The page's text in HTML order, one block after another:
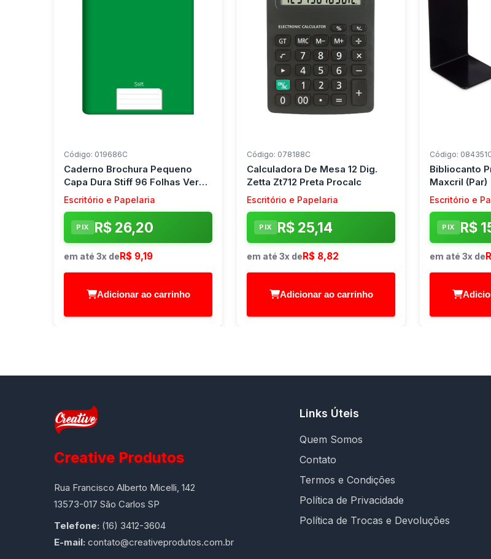
Código: 019686C
Caderno Brochura Pequeno
Capa Dura Stiff 96 Folhas Verde
Jandaia (Pct.c/05)
Escritório e Papelaria
PIX R$ 26,20
em até 3x deR$ 9,19
Adicionar ao carrinho
Código: 078188C
Calculadora De Mesa 12 Dig.
Zetta Zt712 Preta Procalc
Escritório e Papelaria
PIX R$ 25,14
em até 3x deR$ 8,82
Adicionar ao carrinho
Código:
Bibliocanto
Maxcril (Par)
Escritório e
PIX R$
em até 3x de
Creative Produtos
Rua Francisco Alberto Micelli, 142
13573-017 São Carlos SP
Telefone: (16) 3412-3604
E-mail: contato@creativeprodutos.com.br
Links Úteis
Quem Somos
Contato
Termos e Condições
Política de Privacidade
Política de Trocas e Devoluções